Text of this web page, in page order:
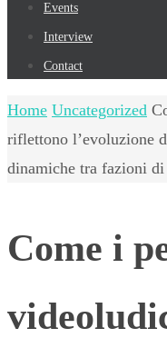
Events
Interview
Contact
Home Uncategorized
riflettono l’evoluzione
dinamiche tra fazioni
Come i